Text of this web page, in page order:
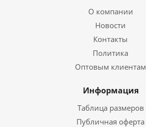
О компании
Новости
Контакты
Политика
Оптовым клиентам
Информация
Таблица размеров
Публичная оферта